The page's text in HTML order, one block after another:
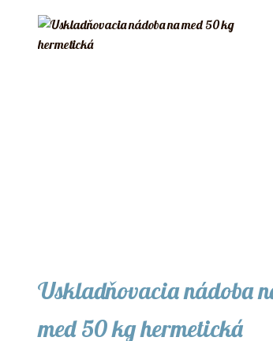
Uskladňovacia nádoba
med 50 kg hermetická